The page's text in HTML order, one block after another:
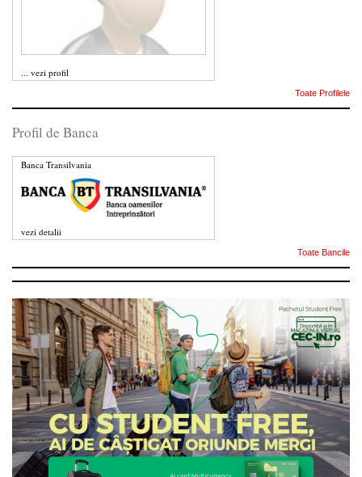
... vezi profil
Toate Profilele
Profil de Banca
Banca Transilvania
vezi detalii
Toate Bancile